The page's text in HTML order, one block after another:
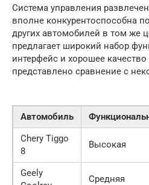
Система управления
вполне конкурентоспособна
других автомобилей в том же
предлагает широкий набор
интерфейс и хорошее
представлено сравнение с
Автомобиль
Chery Tiggo
8
Высокая
Geely
Средняя